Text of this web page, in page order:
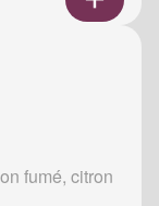
fumé, citron